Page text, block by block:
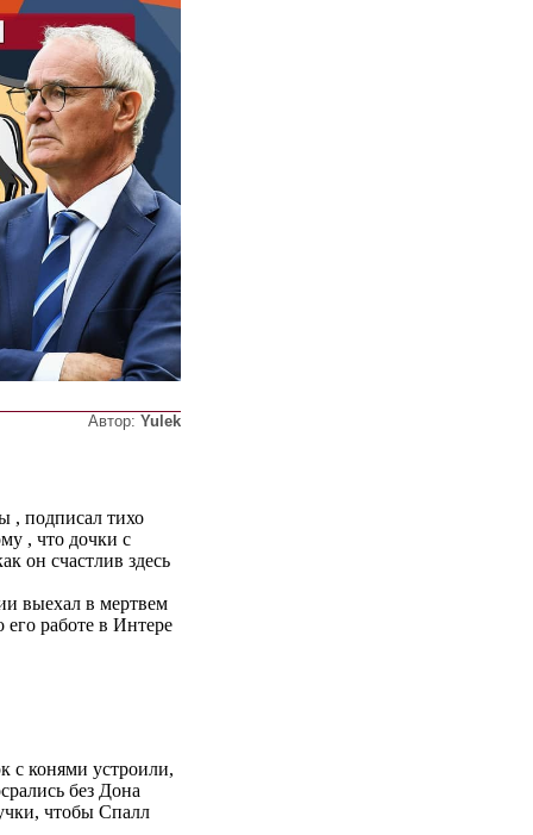
Автор: Yulek
, подписал тихо
, что дочки с
он счастлив здесь
выехал в мертвем
его работе в Интере
с конями устроили,
без Дона
чтобы Спалл